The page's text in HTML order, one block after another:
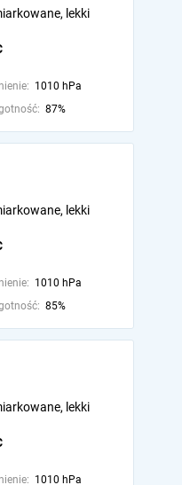
lekki
1010 hPa
87%
lekki
1010 hPa
85%
lekki
1010 hPa